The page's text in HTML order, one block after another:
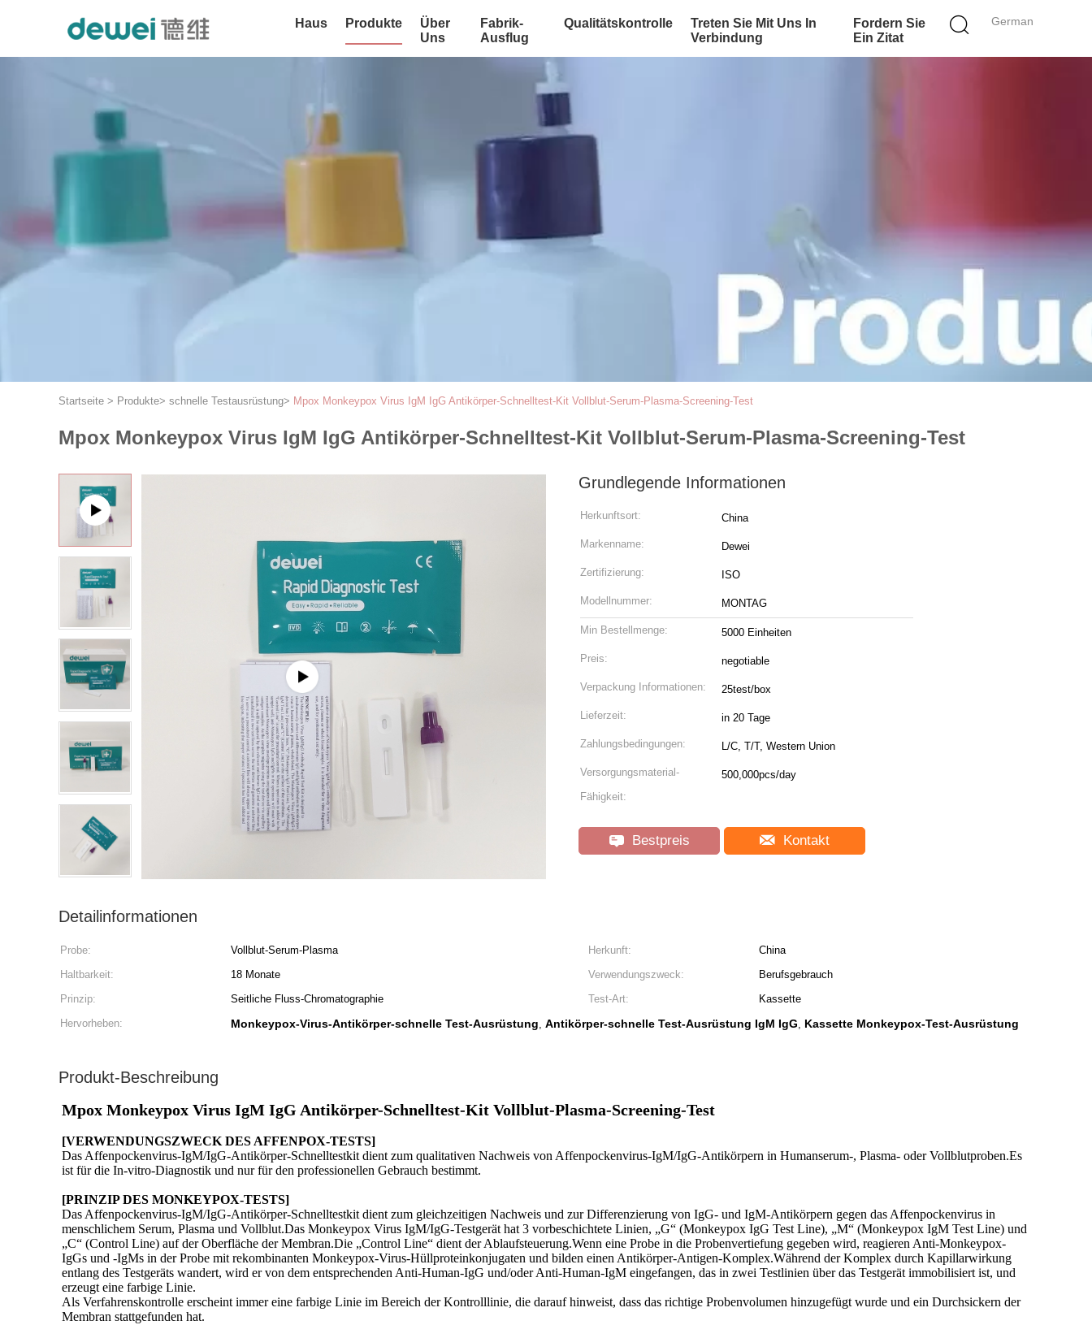
German
Haus Produkte
Über
Uns
Fabrik-
Ausflug
Qualitätskontrolle
Treten Sie Mit Uns In
Verbindung
Fordern Sie
Ein Zitat
Startseite > Produkte> schnelle Testausrüstung> Mpox Monkeypox Virus IgM IgG Antikörper-Schnelltest-Kit Vollblut-Serum-Plasma-Screening-Test
Mpox Monkeypox Virus IgM IgG Antikörper-Schnelltest-Kit Vollblut-Serum-Plasma-Screening-Test
Grundlegende Informationen
Herkunftsort: China
Markenname: Dewei
Zertifizierung: ISO
Modellnummer: MONTAG
Min Bestellmenge: 5000 Einheiten
Preis: negotiable
Verpackung Informationen: 25test/box
Lieferzeit: in 20 Tage
Zahlungsbedingungen: L/C, T/T, Western Union
Versorgungsmaterial-
Fähigkeit:
500,000pcs/day
Bestpreis Kontakt
Detailinformationen
Probe: Vollblut-Serum-Plasma Herkunft:
China
Haltbarkeit:
18 Monate Verwendungszweck:
Berufsgebrauch
Prinzip:
Seitliche Fluss-Chromatographie Test-Art:
Kassette
Hervorheben:
Monkeypox-Virus-Antikörper-schnelle Test-Ausrüstung, Antikörper-schnelle Test-Ausrüstung IgM IgG, Kassette Monkeypox-Test-Ausrüstung
Produkt-Beschreibung
Mpox Monkeypox Virus IgM IgG Antikörper-Schnelltest-Kit Vollblut-Plasma-Screening-Test
[VERWENDUNGSZWECK DES AFFENPOX-TESTS]
Das Affenpockenvirus-IgM/IgG-Antikörper-Schnelltestkit dient zum qualitativen Nachweis von Affenpockenvirus-IgM/IgG-Antikörpern in Humanserum-, Plasma- oder Vollblutproben.Es
ist für die In-vitro-Diagnostik und nur für den professionellen Gebrauch bestimmt.
[PRINZIP DES MONKEYPOX-TESTS]
Das Affenpockenvirus-IgM/IgG-Antikörper-Schnelltestkit dient zum gleichzeitigen Nachweis und zur Differenzierung von IgG- und IgM-Antikörpern gegen das Affenpockenvirus in
menschlichem Serum, Plasma und Vollblut.Das Monkeypox Virus IgM/IgG-Testgerät hat 3 vorbeschichtete Linien, „G“ (Monkeypox IgG Test Line), „M“ (Monkeypox IgM Test Line) und
„C“ (Control Line) auf der Oberfläche der Membran.Die „Control Line“ dient der Ablaufsteuerung.Wenn eine Probe in die Probenvertiefung gegeben wird, reagieren Anti-Monkeypox-
IgGs und -IgMs in der Probe mit rekombinanten Monkeypox-Virus-Hüllproteinkonjugaten und bilden einen Antikörper-Antigen-Komplex.Während der Komplex durch Kapillarwirkung
entlang des Testgeräts wandert, wird er von dem entsprechenden Anti-Human-IgG und/oder Anti-Human-IgM eingefangen, das in zwei Testlinien über das Testgerät immobilisiert ist, und
erzeugt eine farbige Linie.
Als Verfahrenskontrolle erscheint immer eine farbige Linie im Bereich der Kontrolllinie, die darauf hinweist, dass das richtige Probenvolumen hinzugefügt wurde und ein Durchsickern der
Membran stattgefunden hat.